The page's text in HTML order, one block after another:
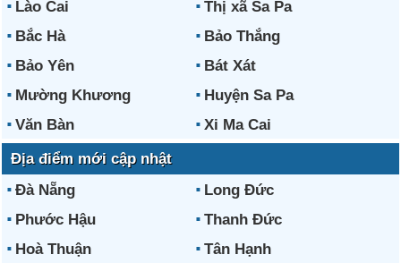
Lào Cai
Thị xã Sa Pa
Bắc Hà
Bảo Thắng
Bảo Yên
Bát Xát
Mường Khương
Huyện Sa Pa
Văn Bàn
Xi Ma Cai
Địa điểm mới cập nhật
Đà Nẵng
Long Đức
Phước Hậu
Thanh Đức
Hoà Thuận
Tân Hạnh